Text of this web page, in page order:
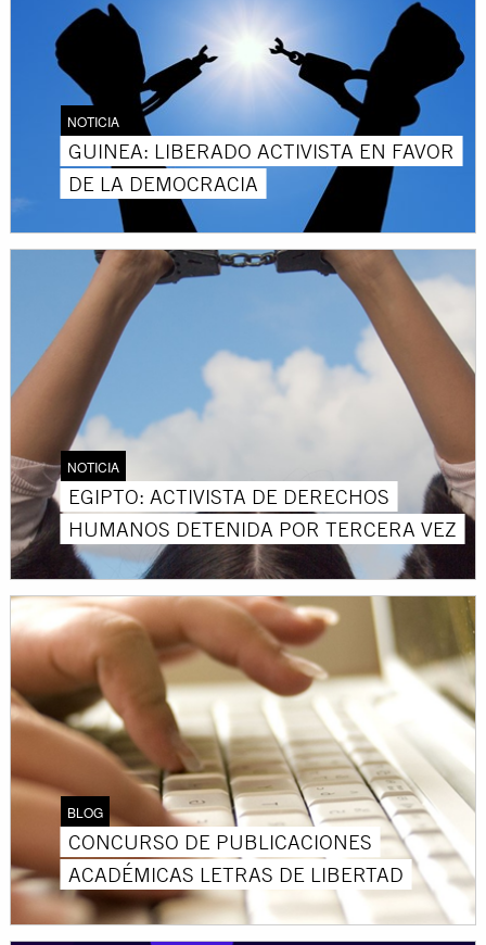
NOTICIA
GUINEA: LIBERADO ACTIVISTA EN FAVOR
DE LA DEMOCRACIA
NOTICIA
EGIPTO: ACTIVISTA DE DERECHOS
HUMANOS DETENIDA POR TERCERA VEZ
BLOG
CONCURSO DE PUBLICACIONES
ACADÉMICAS LETRAS DE LIBERTAD